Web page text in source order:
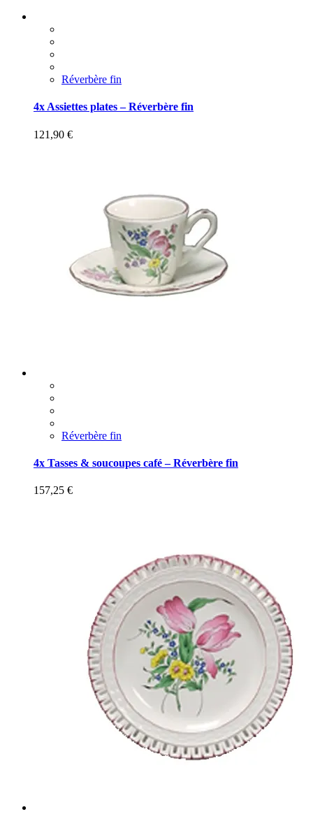
Réverbère fin
4x Assiettes plates – Réverbère fin
121,90 €
Réverbère fin
4x Tasses & soucoupes café – Réverbère fin
157,25 €